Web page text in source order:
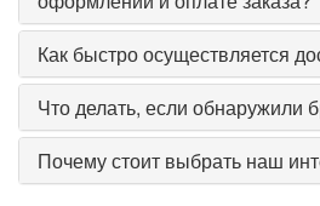
Как быстро осуществляется
Что делать, если обнаружили
Почему стоит выбрать наш